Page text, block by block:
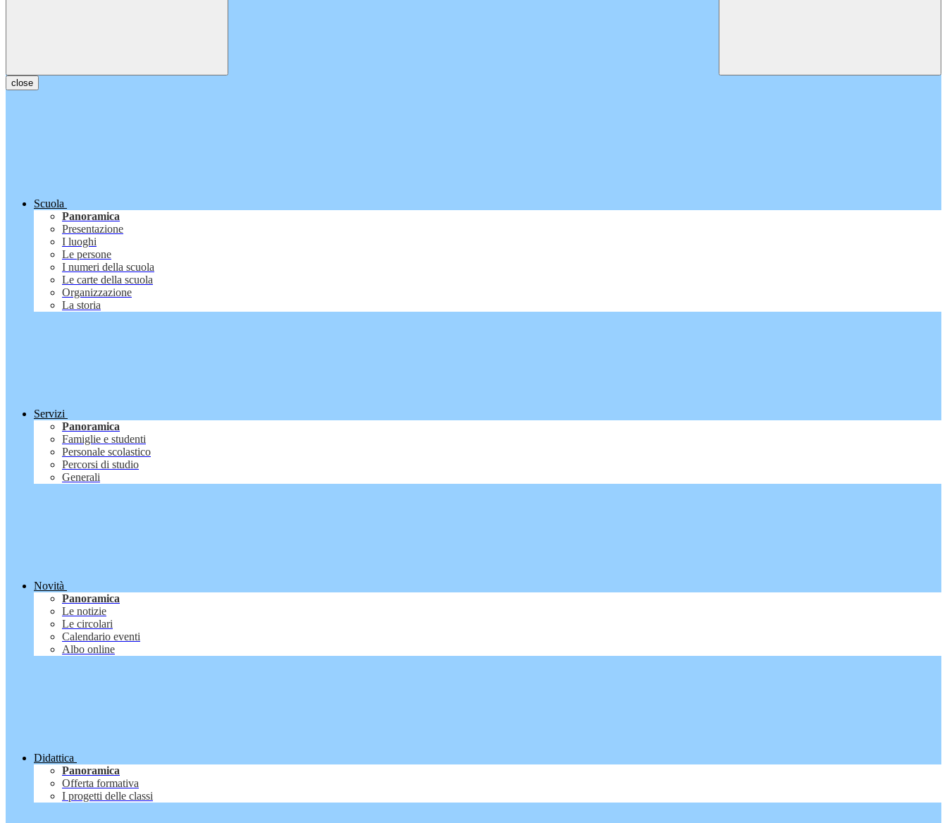
close
Scuola
Panoramica
Presentazione
I luoghi
Le persone
I numeri della scuola
Le carte della scuola
Organizzazione
La storia
Servizi
Panoramica
Famiglie e studenti
Personale scolastico
Percorsi di studio
Generali
Novità
Panoramica
Le notizie
Le circolari
Calendario eventi
Albo online
Didattica
Panoramica
Offerta formativa
I progetti delle classi